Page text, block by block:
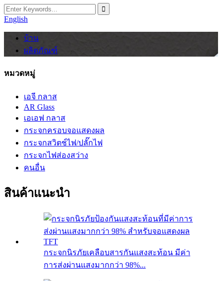
English
บ้าน
ผลิตภัณฑ์
หมวดหมู่
เอจี กลาส
AR Glass
เอเอฟ กลาส
กระจกครอบจอแสดงผล
กระจกสวิตช์ไฟ/ปลั๊กไฟ
กระจกไฟส่องสว่าง
คนอื่น
สินค้าแนะนำ
กระจกนิรภัยเคลือบสารกันแสงสะท้อน มีค่า
การส่งผ่านแสงมากกว่า 98%...